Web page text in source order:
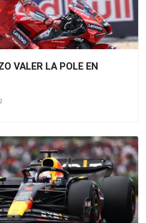
VALER LA POLE EN